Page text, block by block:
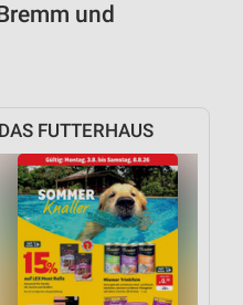
und
DAS FUTTERHAUS